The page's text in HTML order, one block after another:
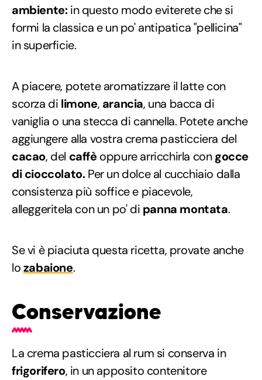
ambiente:in questo modo eviterete che si
formi la classica e un po' antipatica "pellicina"
in superficie.
A piacere, potete aromatizzare il latte con
scorza di limone, arancia, una bacca di
vaniglia o una stecca di cannella. Potete anche
aggiungere alla vostra crema pasticciera del
cacao, del caffèoppure arricchirla congocce
di cioccolato.Per un dolce al cucchiaio dalla
consistenza più soffice e piacevole,
alleggeritela con un po' di panna montata.
Se vi è piaciuta questa ricetta, provate anche
lozabaione.
Conservazione
La crema pasticciera al rum si conserva in
frigorifero, in un apposito contenitore